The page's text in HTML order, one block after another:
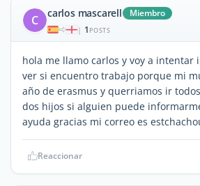
C carlos mascarell Miembro
| 1 POSTS
hola me llamo carlos y voy a intentar
ver si encuentro trabajo porque mi
año de erasmus y querriamos ir
dos hijos si alguien puede
ayuda gracias mi correo es
Reaccionar